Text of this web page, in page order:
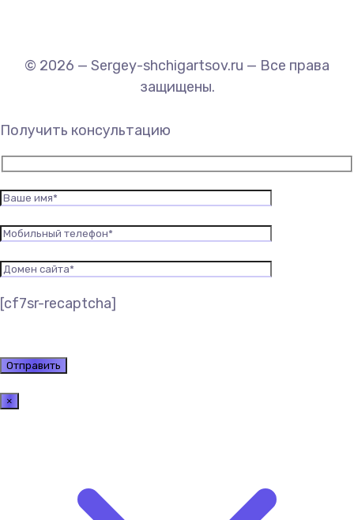
© 2026 — Sergey-shchigartsov.ru — Все права
защищены.
Получить консультацию
[cf7sr-recaptcha]
×